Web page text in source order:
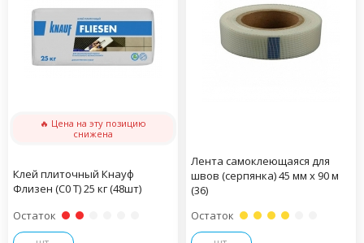
🔥 Цена на эту позицию
снижена
Клей плиточный Кнауф
Флизен (С0 Т) 25 кг (48шт)
Остаток
Лента самоклеющаяся для
швов (серпянка) 45 мм х 90 м
(36)
Остаток